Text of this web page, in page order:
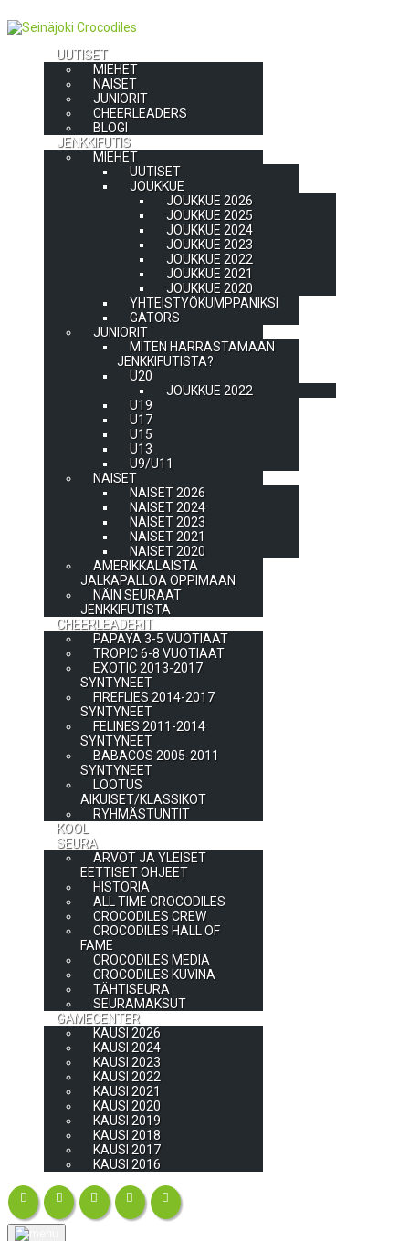
UUTISET
MIEHET
NAISET
JUNIORIT
CHEERLEADERS
BLOGI
JENKKIFUTIS
MIEHET
UUTISET
JOUKKUE
JOUKKUE 2026
JOUKKUE 2025
JOUKKUE 2024
JOUKKUE 2023
JOUKKUE 2022
JOUKKUE 2021
JOUKKUE 2020
YHTEISTYÖKUMPPANIKSI
GATORS
JUNIORIT
MITEN HARRASTAMAAN
JENKKIFUTISTA?
U20
JOUKKUE 2022
U19
U17
U15
U13
U9/U11
NAISET
NAISET 2026
NAISET 2024
NAISET 2023
NAISET 2021
NAISET 2020
AMERIKKALAISTA
JALKAPALLOA OPPIMAAN
NÄIN SEURAAT
JENKKIFUTISTA
CHEERLEADERIT
PAPAYA 3-5 VUOTIAAT
TROPIC 6-8 VUOTIAAT
EXOTIC 2013-2017
SYNTYNEET
FIREFLIES 2014-2017
SYNTYNEET
FELINES 2011-2014
SYNTYNEET
BABACOS 2005-2011
SYNTYNEET
LOOTUS
AIKUISET/KLASSIKOT
RYHMÄSTUNTIT
KOOL
SEURA
ARVOT JA YLEISET
EETTISET OHJEET
HISTORIA
ALL TIME CROCODILES
CROCODILES CREW
CROCODILES HALL OF
FAME
CROCODILES MEDIA
CROCODILES KUVINA
TÄHTISEURA
SEURAMAKSUT
GAMECENTER
KAUSI 2026
KAUSI 2024
KAUSI 2023
KAUSI 2022
KAUSI 2021
KAUSI 2020
KAUSI 2019
KAUSI 2018
KAUSI 2017
KAUSI 2016